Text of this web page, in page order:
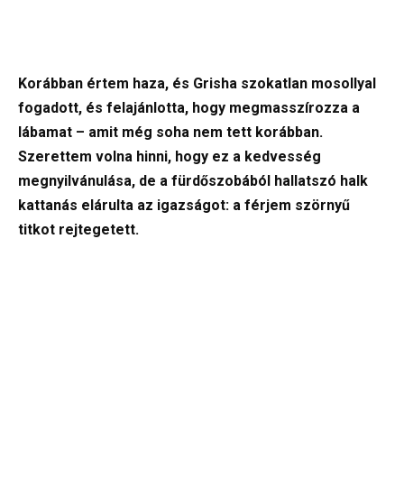
Korábban értem haza, és Grisha szokatlan mosollyal
fogadott, és felajánlotta, hogy megmasszírozza a
lábamat – amit még soha nem tett korábban.
Szerettem volna hinni, hogy ez a kedvesség
megnyilvánulása, de a fürdőszobából hallatszó halk
kattanás elárulta az igazságot: a férjem szörnyű
titkot rejtegetett.